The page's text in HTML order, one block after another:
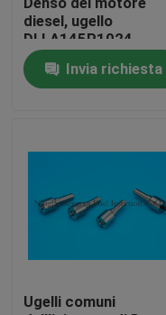
Controllo di qualità
Contattaci
ugelli comuni
Ugelli dell'iniettore
diesel, ugello
DLLA145P1024,
0934001024,
0950005931
dell'iniettore di
Invia richiesta
Ugelli comuni